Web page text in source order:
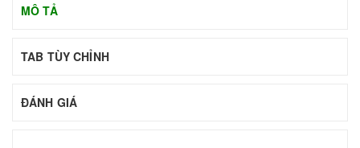
MÔ TẢ
TAB TÙY CHỈNH
ĐÁNH GIÁ